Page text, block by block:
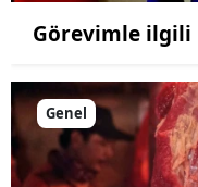
Görevimle ilgili
Genel